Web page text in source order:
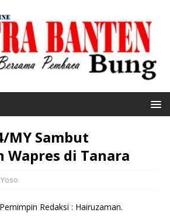
MY Sambut
Wapres di Tanara
Yoso
Redaksi : Hairuzaman.